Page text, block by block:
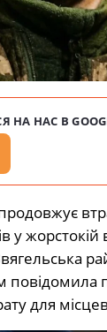
НА НАС В
у жорстокій
повідомила
для